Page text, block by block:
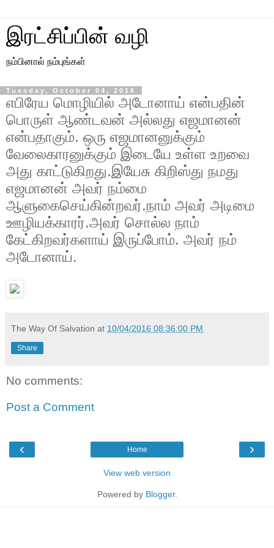
இரட்சிப்பின் வழி
நம்பினால் நம்புங்கள்
Tuesday, October 04, 2016
எபிரேய மொழியில் அடோனாய் என்பதின்
பொருள் ஆண்டவன் அல்லது எஜமானன்
என்பதாகும். ஒரு எஜமான‌னுக்கும்
வேலைகாரனுக்கும் இடையே உள்ள உறவை
அது காட்டுகிறது.இயேசு கிறிஸ்து நமது
எஜமானன் அவர் நம்மை
ஆளுகைசெய்கின்றவர்.நாம் அவர் அடிமை
ஊழியக்காரர்.அவர் சொல்ல நாம்
கேட்கிறவர்களாய் இருப்போம். அவர் நம்
அடோனாய்.
The Way Of Salvation at 10/04/2016 08:36:00 PM
Share
No comments:
Post a Comment
‹ ›
Home
View web version
Powered by Blogger.